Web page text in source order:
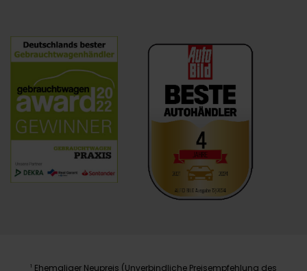
1 Ehemaliger Neupreis (Unverbindliche Preisempfehlung des